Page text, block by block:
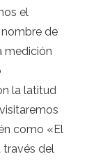
el
de
medición
la latitud
como «El
través del